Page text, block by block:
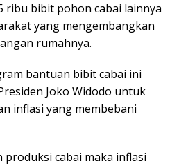
ribu bibit pohon cabai lainnya
yang mengembangkan
rumahnya.
bantuan bibit cabai ini
Joko Widodo untuk
inflasi yang membebani
cabai maka inflasi